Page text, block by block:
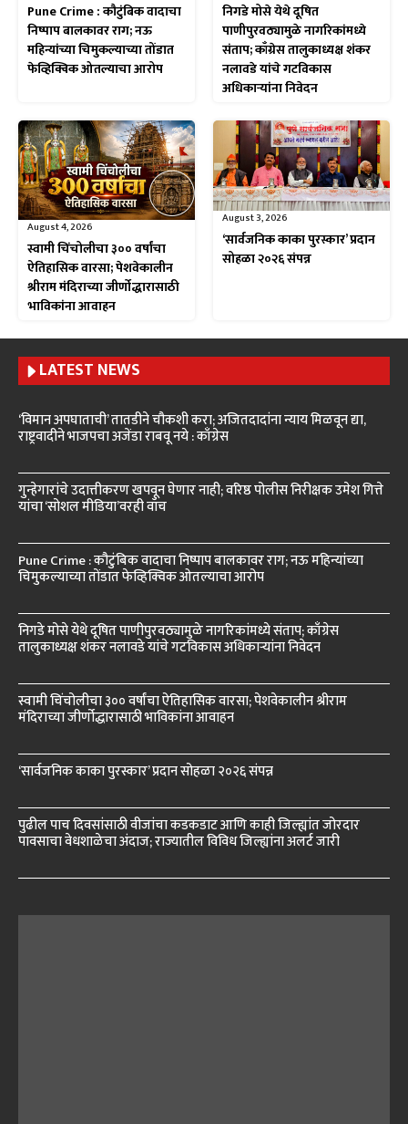
Pune Crime : कौटुंबिक वादाचा
निष्पाप बालकावर राग; नऊ
महिन्यांच्या चिमुकल्याच्या तोंडात
फेव्हिक्विक ओतल्याचा आरोप
निगडे मोसे येथे दूषित
पाणीपुरवठ्यामुळे नागरिकांमध्ये
संताप; काँग्रेस तालुकाध्यक्ष शंकर
नलावडे यांचे गटविकास
अधिकाऱ्यांना निवेदन
August 4, 2026
स्वामी चिंचोलीचा ३०० वर्षांचा
ऐतिहासिक वारसा; पेशवेकालीन
श्रीराम मंदिराच्या जीर्णोद्धारासाठी
भाविकांना आवाहन
August 3, 2026
‘सार्वजनिक काका पुरस्कार’ प्रदान
सोहळा २०२६ संपन्न
LATEST NEWS
‘विमान अपघाताची’ तातडीने चौकशी करा; अजितदादांना न्याय मिळवून द्या,
राष्ट्रवादीने भाजपचा अजेंडा राबवू नये : काँग्रेस
गुन्हेगारांचे उदात्तीकरण खपवून घेणार नाही; वरिष्ठ पोलीस निरीक्षक उमेश गित्ते
यांचा ‘सोशल मीडिया’वरही वॉच
Pune Crime : कौटुंबिक वादाचा निष्पाप बालकावर राग; नऊ महिन्यांच्या
चिमुकल्याच्या तोंडात फेव्हिक्विक ओतल्याचा आरोप
निगडे मोसे येथे दूषित पाणीपुरवठ्यामुळे नागरिकांमध्ये संताप; काँग्रेस
तालुकाध्यक्ष शंकर नलावडे यांचे गटविकास अधिकाऱ्यांना निवेदन
स्वामी चिंचोलीचा ३०० वर्षांचा ऐतिहासिक वारसा; पेशवेकालीन श्रीराम
मंदिराच्या जीर्णोद्धारासाठी भाविकांना आवाहन
‘सार्वजनिक काका पुरस्कार’ प्रदान सोहळा २०२६ संपन्न
पुढील पाच दिवसांसाठी वीजांचा कडकडाट आणि काही जिल्ह्यांत जोरदार
पावसाचा वेधशाळेचा अंदाज; राज्यातील विविध जिल्ह्यांना अलर्ट जारी